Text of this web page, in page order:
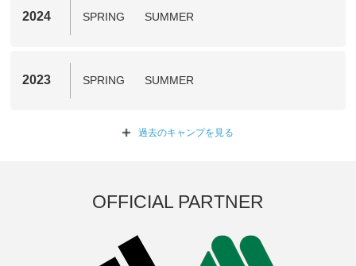
2024 SPRING SUMMER
2023 SPRING SUMMER
過去のキャンプを 見る
OFFICIAL PARTNER